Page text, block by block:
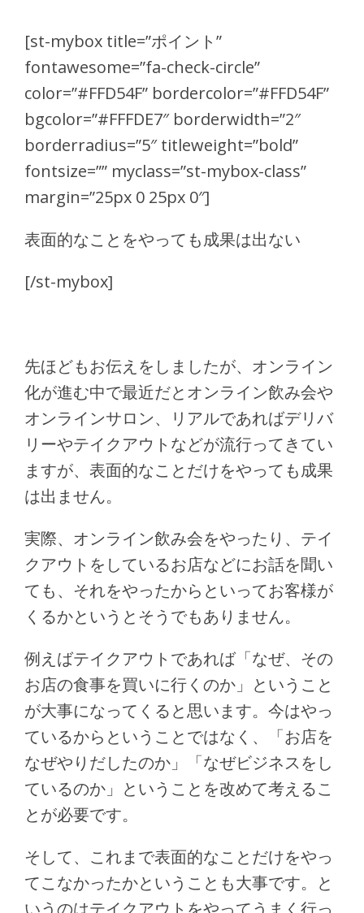
[st-mybox title=”ポイント”
fontawesome=”fa-check-circle”
color=”#FFD54F” bordercolor=”#FFD54F”
bgcolor=”#FFFDE7″ borderwidth=”2″
borderradius=”5″ titleweight=”bold”
fontsize=”” myclass=”st-mybox-class”
margin=”25px 0 25px 0″]
表面的なことをやっても成果は出ない
[/st-mybox]
先ほどもお伝えをしましたが、オンライン
化が進む中で最近だとオンライン飲み会や
オンラインサロン、リアルであればデリバ
リーやテイクアウトなどが流行ってきてい
ますが、表面的なことだけをやっても成果
は出ません。
実際、オンライン飲み会をやったり、テイ
クアウトをしているお店などにお話を聞い
ても、それをやったからといってお客様が
くるかというとそうでもありません。
例えばテイクアウトであれば「なぜ、その
お店の食事を買いに行くのか」ということ
が大事になってくると思います。今はやっ
ているからということではなく、「お店を
なぜやりだしたのか」「なぜビジネスをし
ているのか」ということを改めて考えるこ
とが必要です。
そして、これまで表面的なことだけをやっ
てこなかったかということも大事です。と